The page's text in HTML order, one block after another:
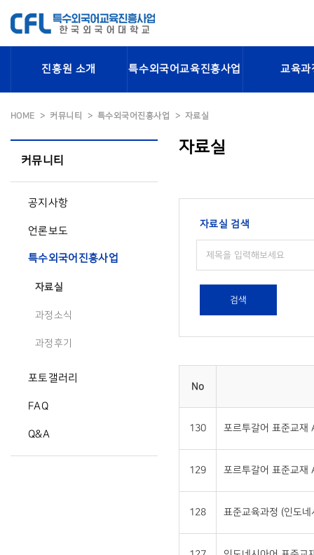
진흥원 소개 특수외국어교육진흥사업 교육과
HOME 커뮤니티 특수외국어진흥사업 자료실
커뮤니티
공지사항
언론보도
특수외국어진흥사업
자료실
과정소식
과정후기
포토갤러리
FAQ
Q&A
자료실
자료실 검색
검색
No
130 포르투갈어 표준교재
129 포르투갈어 표준교재
128 표준교육과정 (인도네